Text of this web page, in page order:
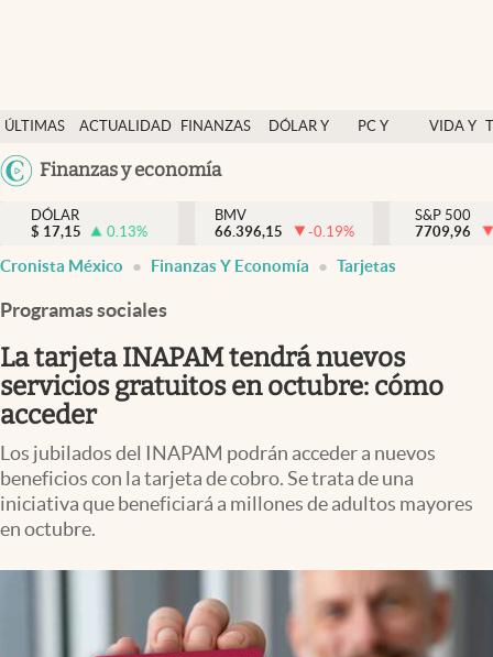
ÚLTIMAS
NOTICIAS
ACTUALIDAD
FINANZAS
DÓLAR Y
PC Y
VIDA Y
México
Finanzas y economía
Actualidad
Finanzas y economía
Dólar y mercados
Pc y celular
Vida y estilo
Tv
Clima
abre en nueva pestaña
México
DÓLAR
$ 17,15 0.13%
BMV
66.396,15
-0.19%
S&P 500
7709,96
Cronista México Finanzas Y Economía Tarjetas
Programas sociales
La tarjeta INAPAM tendrá nuevos
servicios gratuitos en octubre: cómo
acceder
Los jubilados del INAPAM podrán acceder a nuevos
beneficios con la tarjeta de cobro. Se trata de una
iniciativa que beneficiará a millones de adultos mayores
en octubre.